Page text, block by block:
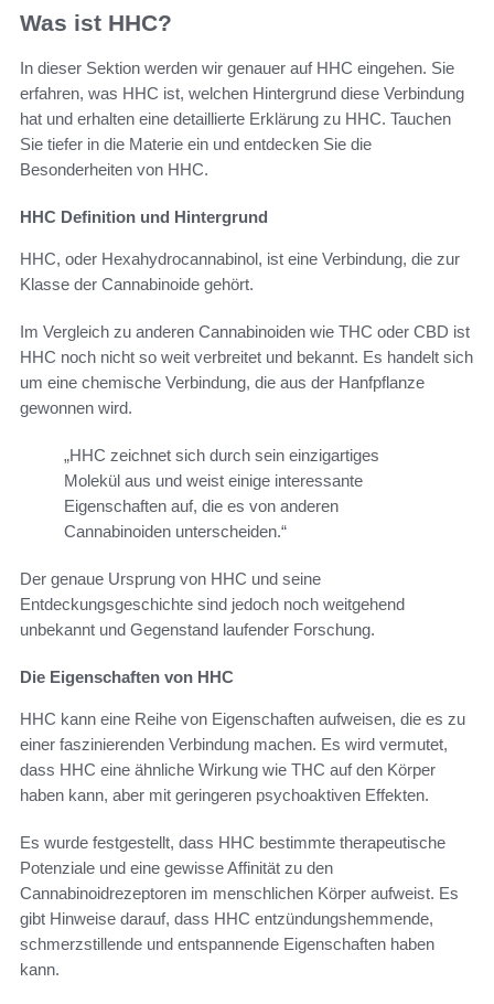
Was ist HHC?
In dieser Sektion werden wir genauer auf HHC eingehen. Sie
erfahren, was HHC ist, welchen Hintergrund diese Verbindung
hat und erhalten eine detaillierte Erklärung zu HHC. Tauchen
Sie tiefer in die Materie ein und entdecken Sie die
Besonderheiten von HHC.
HHC Definition und Hintergrund
HHC, oder Hexahydrocannabinol, ist eine Verbindung, die zur
Klasse der Cannabinoide gehört.
Im Vergleich zu anderen Cannabinoiden wie THC oder CBD ist
HHC noch nicht so weit verbreitet und bekannt. Es handelt sich
um eine chemische Verbindung, die aus der Hanfpflanze
gewonnen wird.
„HHC zeichnet sich durch sein einzigartiges
Molekül aus und weist einige interessante
Eigenschaften auf, die es von anderen
Cannabinoiden unterscheiden.“
Der genaue Ursprung von HHC und seine
Entdeckungsgeschichte sind jedoch noch weitgehend
unbekannt und Gegenstand laufender Forschung.
Die Eigenschaften von HHC
HHC kann eine Reihe von Eigenschaften aufweisen, die es zu
einer faszinierenden Verbindung machen. Es wird vermutet,
dass HHC eine ähnliche Wirkung wie THC auf den Körper
haben kann, aber mit geringeren psychoaktiven Effekten.
Es wurde festgestellt, dass HHC bestimmte therapeutische
Potenziale und eine gewisse Affinität zu den
Cannabinoidrezeptoren im menschlichen Körper aufweist. Es
gibt Hinweise darauf, dass HHC entzündungshemmende,
schmerzstillende und entspannende Eigenschaften haben
kann.